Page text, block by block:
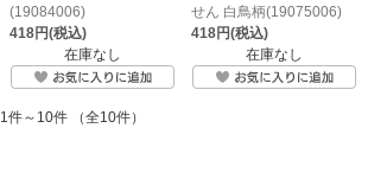
(19084006)
418円(税込)
在庫なし
せん 白鳥柄(19075006)
418円(税込)
在庫なし
1件～10件 （全10件）